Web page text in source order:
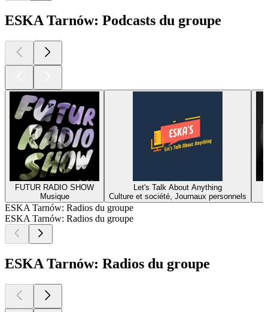
ESKA Tarnów: Podcasts du groupe
FUTUR RADIO SHOW
Musique
Let's Talk About Anything
Culture et société, Journaux personnels
ESKA Tarnów: Radios du groupe
ESKA Tarnów: Radios du groupe
ESKA Tarnów: Radios du groupe